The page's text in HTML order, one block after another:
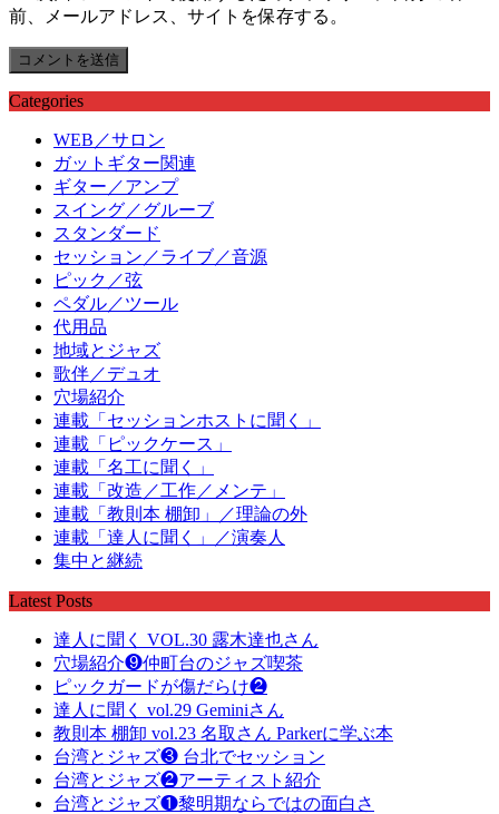
前、メールアドレス、サイトを保存する。
Categories
WEB／サロン
ガットギター関連
ギター／アンプ
スイング／グルーブ
スタンダード
セッション／ライブ／音源
ピック／弦
ペダル／ツール
代用品
地域とジャズ
歌伴／デュオ
穴場紹介
連載「セッションホストに聞く」
連載「ピックケース」
連載「名工に聞く」
連載「改造／工作／メンテ」
連載「教則本 棚卸」／理論の外
連載「達人に聞く」／演奏人
集中と継続
Latest Posts
達人に聞く VOL.30 露木達也さん
穴場紹介❾仲町台のジャズ喫茶
ピックガードが傷だらけ❷
達人に聞く vol.29 Geminiさん
教則本 棚卸 vol.23 名取さん Parkerに学ぶ本
台湾とジャズ❸ 台北でセッション
台湾とジャズ❷アーティスト紹介
台湾とジャズ❶黎明期ならではの面白さ